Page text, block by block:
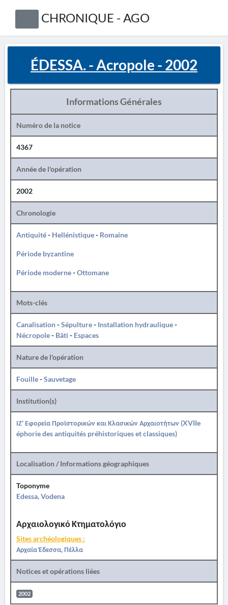
CHRONIQUE - AGO
ÉDESSA. - Acropole - 2002
Informations Générales
Numéro de la notice
4367
Année de l'opération
2002
Chronologie
Antiquité- Hellénistique- Romaine
Période byzantine
Période moderne-Ottomane
Mots-clés
Canalisation-Sépulture- Installation hydraulique-
Nécropole- Bâti - Espaces
Nature de l'opération
Fouille-Sauvetage
Institution(s)
ΙΖ' Εφορεία Προϊστορικών και Κλασικών Αρχαιοτήτων (XVIIe
éphorie des antiquités préhistoriques et classiques)
Localisation / Informations géographiques
Toponyme
Edessa, Vodena
Αρχαιολογικό Κτηματολόγιο
Sites archéologiques :
Αρχαία Έδεσσα, Πέλλα
Notices et opérations liées
2002